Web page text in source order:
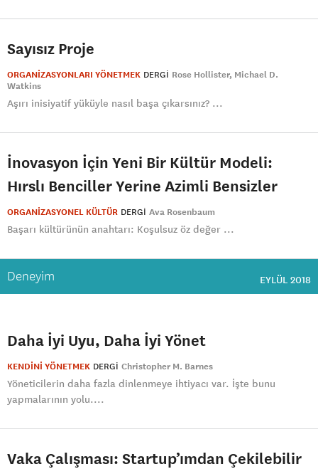
Sayısız Proje
ORGANİZASYONLARI YÖNETMEK DERGI Rose Hollister Michael D.
Watkins
Aşırı inisiyatif yüküyle nasıl başa çıkarsınız? ...
İnovasyon İçin Yeni Bir Kültür Modeli:
Hırslı Benciller Yerine Azimli Bensizler
ORGANİZASYONEL KÜLTÜR DERGI Ava Rosenbaum
Başarı kültürünün anahtarı: Koşulsuz öz değer ...
Deneyim EYLÜL 2018
Daha İyi Uyu, Daha İyi Yönet
KENDİNİ YÖNETMEK DERGI Christopher M. Barnes
Yöneticilerin daha fazla dinlenmeye ihtiyacı var. İşte bunu
yapmalarının yolu....
Vaka Çalışması: Startup’ımdan Çekilebilir